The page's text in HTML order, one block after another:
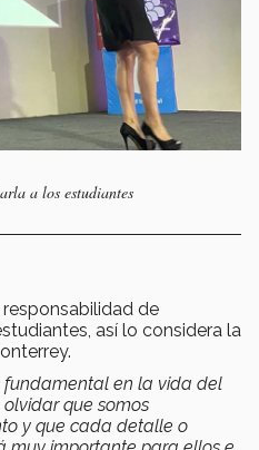
a los estudiantes
de
así lo considera la
en la vida del
que somos
y que cada detalle o